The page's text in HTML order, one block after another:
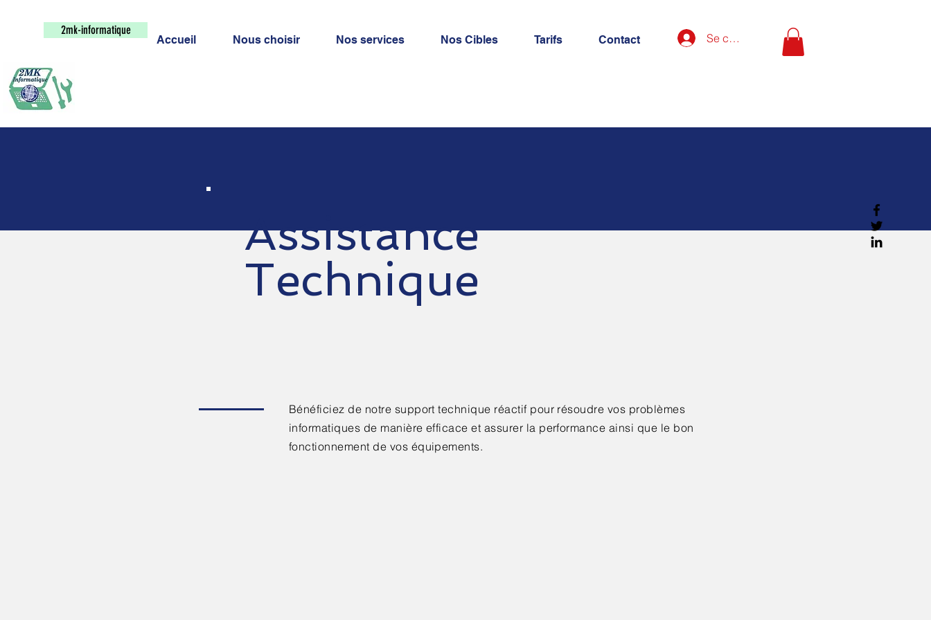
2mk-informatique
Accueil Nous choisir Nos services Nos Cibles Tarifs Contact Se connecter
Assistance
Technique
Bénéficiez de notre support technique réactif pour résoudre vos problèmes
informatiques de manière efficace et assurer la performance ainsi que le bon
fonctionnement de vos équipements.